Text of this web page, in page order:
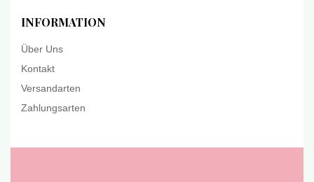
INFORMATION
Über Uns
Kontakt
Versandarten
Zahlungsarten